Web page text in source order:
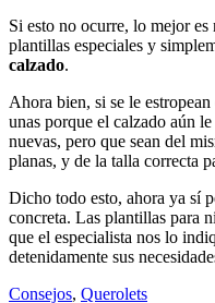
Si esto no ocurre, lo mejor
plantillas especiales y
calzado.
Ahora bien, si se le
unas porque el calzado aún
nuevas, pero que sean del
planas, y de la talla correcta
Dicho todo esto, ahora ya sí
concreta. Las plantillas para
que el especialista nos lo
detenidamente sus
Consejos, Querolets